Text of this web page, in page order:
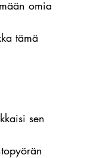
omia
tämä
sen